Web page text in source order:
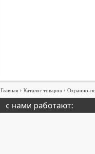
Главная › Каталог товаров › Охранно-
с нами работают: